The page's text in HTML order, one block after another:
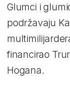
Glumci i
podržavaju
financirao
Hogana.